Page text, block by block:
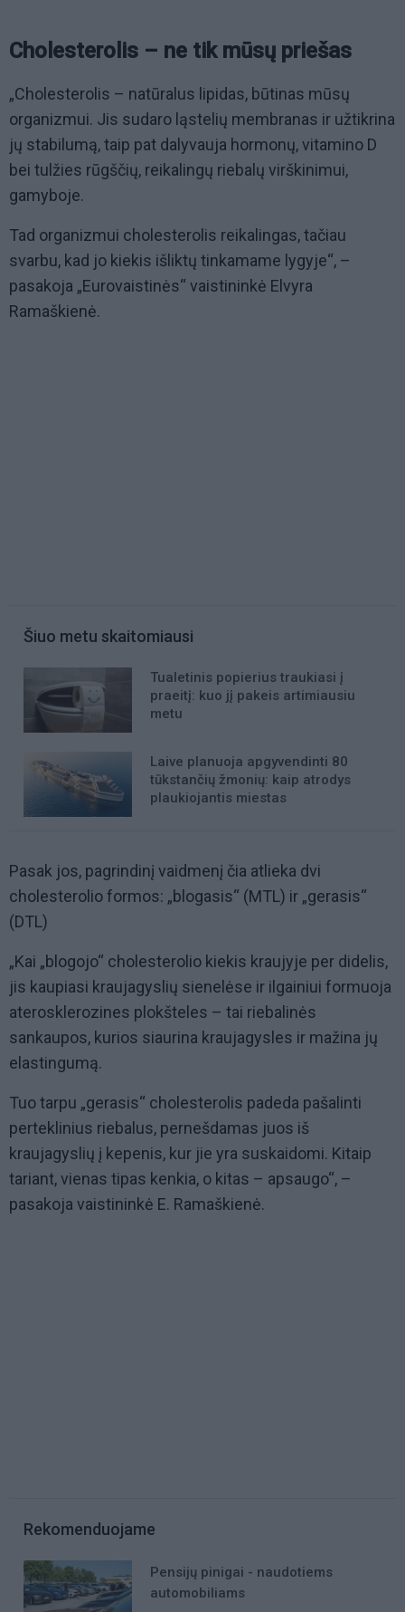
Cholesterolis – ne tik mūsų priešas
„Cholesterolis – natūralus lipidas, būtinas mūsų
organizmui. Jis sudaro ląstelių membranas ir užtikrina
jų stabilumą, taip pat dalyvauja hormonų, vitamino D
bei tulžies rūgščių, reikalingų riebalų virškinimui,
gamyboje.
Tad organizmui cholesterolis reikalingas, tačiau
svarbu, kad jo kiekis išliktų tinkamame lygyje“, –
pasakoja „Eurovaistinės“ vaistininkė Elvyra
Ramaškienė.
Šiuo metu skaitomiausi
Tualetinis popierius traukiasi į
praeitį: kuo jį pakeis artimiausiu
metu
Laive planuoja apgyvendinti 80
tūkstančių žmonių: kaip atrodys
plaukiojantis miestas
Pasak jos, pagrindinį vaidmenį čia atlieka dvi
cholesterolio formos: „blogasis“ (MTL) ir „gerasis“
(DTL)
„Kai „blogojo“ cholesterolio kiekis kraujyje per didelis,
jis kaupiasi kraujagyslių sienelėse ir ilgainiui formuoja
aterosklerozines plokšteles – tai riebalinės
sankaupos, kurios siaurina kraujagysles ir mažina jų
elastingumą.
Tuo tarpu „gerasis“ cholesterolis padeda pašalinti
perteklinius riebalus, pernešdamas juos iš
kraujagyslių į kepenis, kur jie yra suskaidomi. Kitaip
tariant, vienas tipas kenkia, o kitas – apsaugo“, –
pasakoja vaistininkė E. Ramaškienė.
Rekomenduojame
Pensijų pinigai - naudotiems
automobiliams